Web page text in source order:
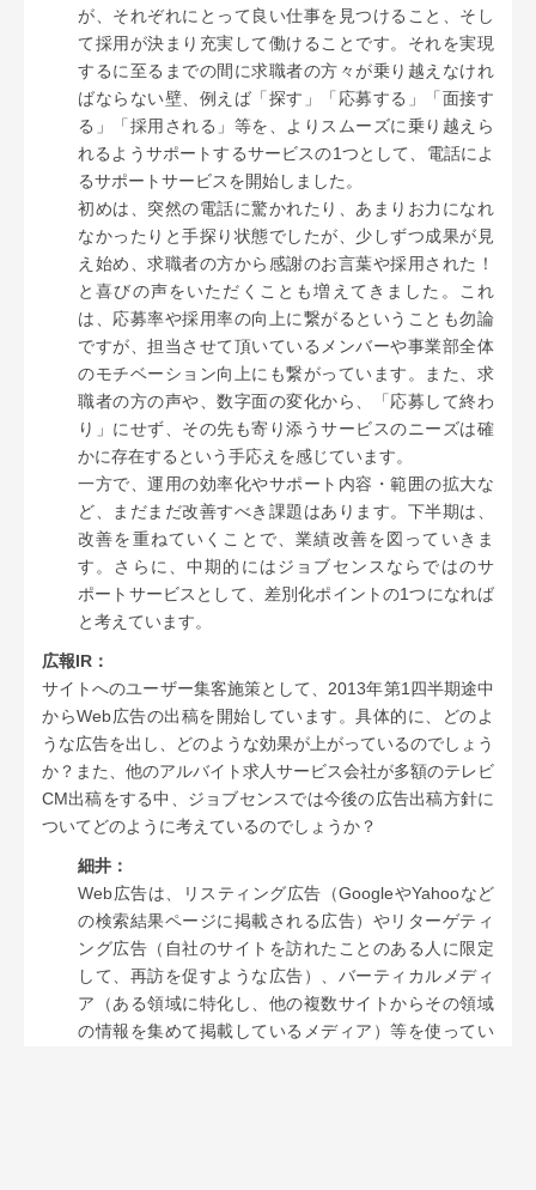
が、それぞれにとって良い仕事を見つけること、そし
て採用が決まり充実して働けることです。それを実現
するに至るまでの間に求職者の方々が乗り越えなけれ
ばならない壁、例えば「探す」「応募する」「面接す
る」「採用される」等を、よりスムーズに乗り越えら
れるようサポートするサービスの1つとして、電話によ
るサポートサービスを開始しました。
初めは、突然の電話に驚かれたり、あまりお力になれ
なかったりと手探り状態でしたが、少しずつ成果が見
え始め、求職者の方から感謝のお言葉や採用された！
と喜びの声をいただくことも増えてきました。これ
は、応募率や採用率の向上に繋がるということも勿論
ですが、担当させて頂いているメンバーや事業部全体
のモチベーション向上にも繋がっています。また、求
職者の方の声や、数字面の変化から、「応募して終わ
り」にせず、その先も寄り添うサービスのニーズは確
かに存在するという手応えを感じています。
一方で、運用の効率化やサポート内容・範囲の拡大な
ど、まだまだ改善すべき課題はあります。下半期は、
改善を重ねていくことで、業績改善を図っていきま
す。さらに、中期的にはジョブセンスならではのサ
ポートサービスとして、差別化ポイントの1つになれば
と考えています。
広報IR：
サイトへのユーザー集客施策として、2013年第1四半期途中
からWeb広告の出稿を開始しています。具体的に、どのよ
うな広告を出し、どのような効果が上がっているのでしょう
か？また、他のアルバイト求人サービス会社が多額のテレビ
CM出稿をする中、ジョブセンスでは今後の広告出稿方針に
ついてどのように考えているのでしょうか？
細井：
Web広告は、リスティング広告（GoogleやYahooなど
の検索結果ページに掲載される広告）やリターゲティ
ング広告（自社のサイトを訪れたことのある人に限定
して、再訪を促すような広告）、バーティカルメディ
ア（ある領域に特化し、他の複数サイトからその領域
の情報を集めて掲載しているメディア）等を使ってい